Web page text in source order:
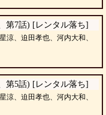
第7話) [レンタル落ち]
涼、迫田孝也、河内大和、
第5話) [レンタル落ち]
涼、迫田孝也、河内大和、